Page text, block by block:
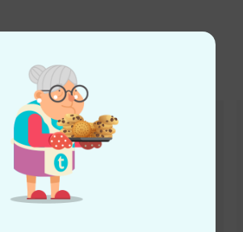
Jämför alternativ